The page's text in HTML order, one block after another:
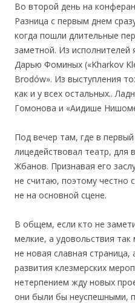
Во второй день на
Разница с первым днем
когда пошли длительные
заметной. Из исполнителей
Дарью Фоминых («Kharkov
Brodów». Из выступления
как и у всех остальных..
Гомонова и «Аидише
Под вечер там, где в
лицедействовал театр, для
Жбанов. Признавая его
не считаю, поэтому честно
не на основной сцене.
В общем, если кто не
мелкие, а удовольствия
не новая славная
развития клезмерских
нетерпением жду новых
они были бы неуспешными,